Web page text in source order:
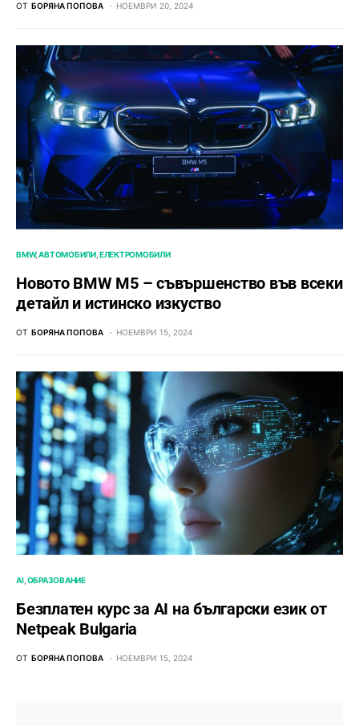
ОТ БОРЯНА ПОПОВА НОЕМВРИ 20, 2024
BMW АВТОМОБИЛИ ЕЛЕКТРОМОБИЛИ
Новото BMW M5 – съвършенство във всеки
детайл и истинско изкуство
ОТ БОРЯНА ПОПОВА НОЕМВРИ 15, 2024
AI ОБРАЗОВАНИЕ
Безплатен курс за AI на български език от
Netpeak Bulgaria
ОТ БОРЯНА ПОПОВА НОЕМВРИ 15, 2024